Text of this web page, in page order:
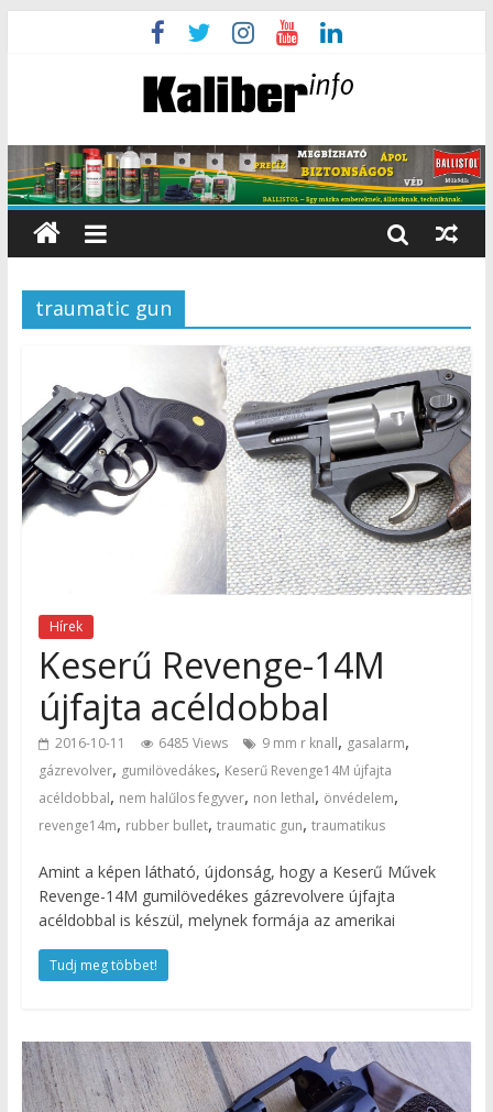
traumatic gun
Hírek
Keserű Revenge-14M
újfajta acéldobbal
2016-10-11 6485 Views 9 mm r knall, gasalarm,
gázrevolver, gumilövedákes, Keserű Revenge14M újfajta
acéldobbal, nem halűlos fegyver, non lethal, önvédelem,
revenge14m, rubber bullet, traumatic gun, traumatikus
Amint a képen látható, újdonság, hogy a Keserű Művek
Revenge-14M gumilövedékes gázrevolvere újfajta
acéldobbal is készül, melynek formája az amerikai
Tudj meg többet!